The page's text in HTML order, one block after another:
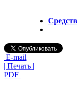
E-mail
| Печать |
PDF